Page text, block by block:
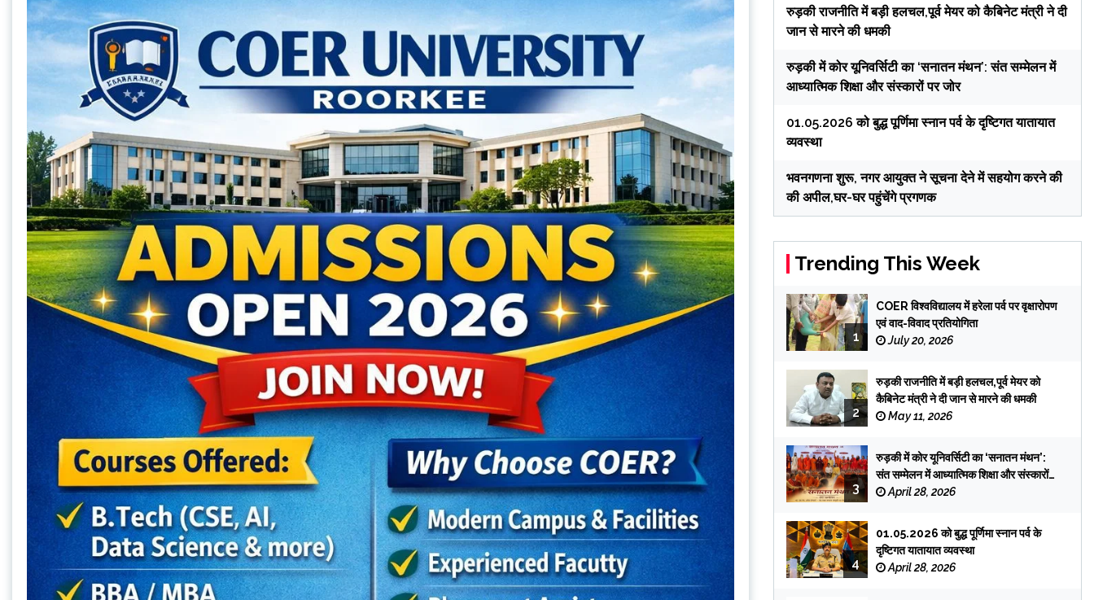
रुड़की राजनीति में बड़ी हलचल,पूर्व मेयर को कैबिनेट मंत्री ने दी
जान से मारने की धमकी
रुड़की में कोर यूनिवर्सिटी का ‘सनातन मंथन’: संत सम्मेलन में
आध्यात्मिक शिक्षा और संस्कारों पर जोर
01.05.2026 को बुद्ध पूर्णिमा स्नान पर्व के दृष्टिगत यातायात
व्यवस्था
भवनगणना शुरू, नगर आयुक्त ने सूचना देने में सहयोग करने की
की अपील,घर-घर पहुंचेंगे प्रगणक
Trending This Week
1
COER विश्वविद्यालय में हरेला पर्व पर वृक्षारोपण
एवं वाद-विवाद प्रतियोगिता
July 20, 2026
2
रुड़की राजनीति में बड़ी हलचल,पूर्व मेयर को
कैबिनेट मंत्री ने दी जान से मारने की धमकी
May 11, 2026
3
रुड़की में कोर यूनिवर्सिटी का ‘सनातन मंथन’:
संत सम्मेलन में आध्यात्मिक शिक्षा और संस्कारों
पर जोर
April 28, 2026
4
01.05.2026 को बुद्ध पूर्णिमा स्नान पर्व के
दृष्टिगत यातायात व्यवस्था
April 28, 2026